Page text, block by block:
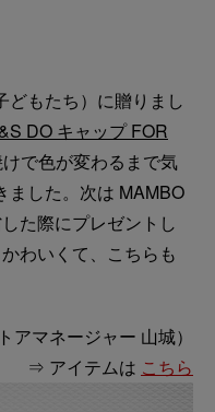
もたち）に贈りまし
DO キャップ FOR
で色が変わるまで気
ました。次は MAMBO
た際にプレゼントし
わいくて、こちらも
アマネージャー 山城）
⇒ アイテムは こちら